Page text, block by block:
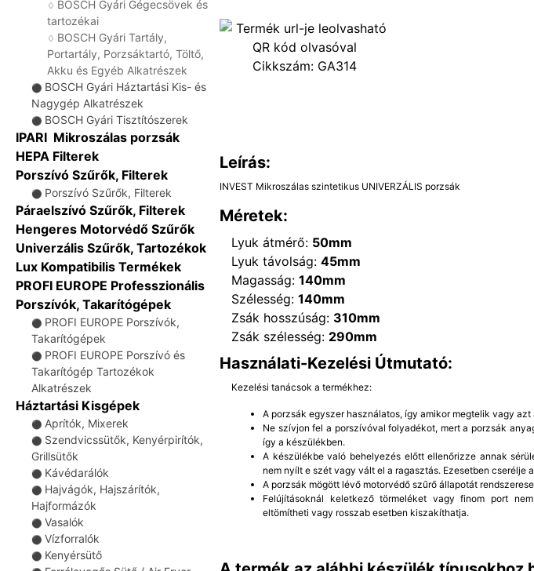
♢ BOSCH Gyári Gégecsövek és
tartozékai
♢ BOSCH Gyári Tartály,
Portartály, Porzsáktartó, Töltő,
Akku és Egyéb Alkatrészek
⚫ BOSCH Gyári Háztartási Kis- és
Nagygép Alkatrészek
⚫ BOSCH Gyári Tisztítószerek
IPARI Mikroszálas porzsák
HEPA Filterek
Porszívó Szűrők, Filterek
⚫ Porszívó Szűrők, Filterek
Páraelszívó Szűrők, Filterek
Hengeres Motorvédő Szűrők
Univerzális Szűrők, Tartozékok
Lux Kompatibilis Termékek
PROFI EUROPE Professzionális
Porszívók, Takarítógépek
⚫ PROFI EUROPE Porszívók,
Takarítógépek
⚫ PROFI EUROPE Porszívó és
Takarítógép Tartozékok
Alkatrészek
Háztartási Kisgépek
⚫ Aprítók, Mixerek
⚫ Szendvicssütők, Kenyérpirítók,
Grillsütők
⚫ Kávédarálók
⚫ Hajvágók, Hajszárítók,
Hajformázók
⚫ Vasalók
⚫ Vízforralók
⚫ Kenyérsütő
Cikkszám: GA314
Leírás:
INVEST Mikroszálas szintetikus UNIVERZÁLIS porzsák
Méretek:
Lyuk átmérő: 50mm
Lyuk távolság: 45mm
Magasság: 140mm
Szélesség: 140mm
Zsák hosszúság: 310mm
Zsák szélesség: 290mm
Használati-Kezelési Útmutató:
Kezelési tanácsok a termékhez:
A porzsák egyszer használatos, így amikor megtelik vagy
Ne szívjon fel a porszívóval folyadékot, mert a porzsák
így a készülékben.
A készülékbe való behelyezés előtt ellenőrizze annak
nem nyílt e szét vagy vált el a ragasztás. Ezesetben cserélje
A porzsák mögött lévő motorvédő szűrő állapotát
Felújításoknál keletkező törmeléket vagy finom port
eltömítheti vagy rosszab esetben kiszakíthatja.